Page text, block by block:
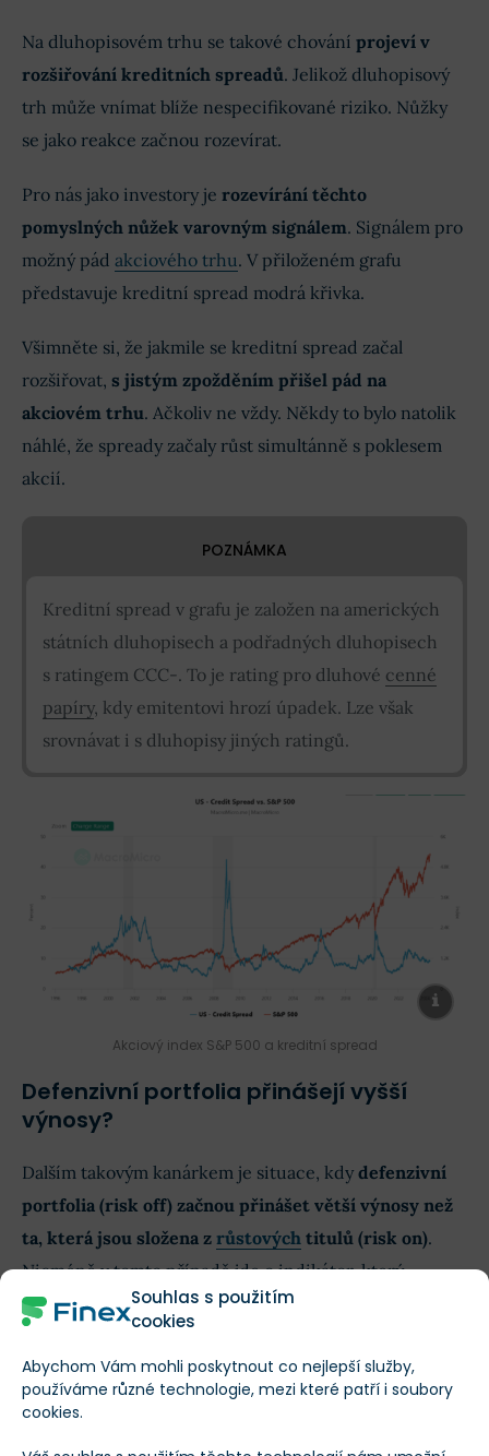
Souhlas s použitím
cookies
Abychom Vám mohli poskytnout co nejlepší služby,
používáme různé technologie, mezi které patří i soubory
cookies.
Na dluhopisovém trhu se takové chování projeví v
rozšiřování kreditních spreadů. Jelikož dluhopisový
trh může vnímat blíže nespecifikované riziko. Nůžky
se jako reakce začnou rozevírat.
Pro nás jako investory je rozevírání těchto
pomyslných nůžek varovným signálem. Signálem pro
možný pád akciového trhu. V přiloženém grafu
představuje kreditní spread modrá křivka.
Všimněte si, že jakmile se kreditní spread začal
rozšiřovat, s jistým zpožděním přišel pád na
akciovém trhu. Ačkoliv ne vždy. Někdy to bylo natolik
náhlé, že spready začaly růst simultánně s poklesem
akcií.
POZNÁMKA
Kreditní spread v grafu je založen na amerických
státních dluhopisech a podřadných dluhopisech
s ratingem CCC-. To je rating pro dluhové cenné
papíry, kdy emitentovi hrozí úpadek. Lze však
srovnávat i s dluhopisy jiných ratingů.
Akciový index S&P 500 a kreditní spread
Defenzivní portfolia přinášejí vyšší
výnosy?
Dalším takovým kanárkem je situace, kdy defenzivní
portfolia (risk off) začnou přinášet větší výnosy než
ta, která jsou složena z růstových titulů (risk on).
Nicméně v tomto případě jde o indikátor, který
funguje jako za pět minut dvanáct.
V grafu vidíme výkonnost risk on portfolia vůči risk off
portfoliu v letech 2016 a 2017, kdy v průběhu roku 2017
začali jednoznačně vítězit defenzivní portfolia. Osobně